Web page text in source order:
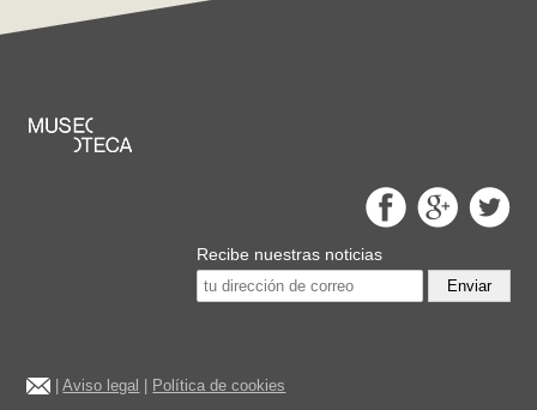
Recibe nuestras noticias
Enviar
|Aviso legal Política de cookies